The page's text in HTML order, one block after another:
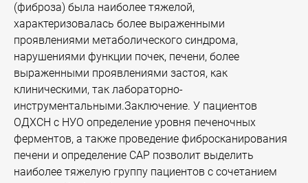
(фиброза) была наиболее тяжелой,
характеризовалась более выраженными
проявлениями метаболического синдрома,
нарушениями функции почек, печени, более
выраженными проявлениями застоя, как
клиническими, так лабораторно-
инструментальными.Заключение. У пациентов
ОДХСН с НУО определение уровня печеночных
ферментов, а также проведение фибросканирования
печени и определение САР позволит выделить
наиболее тяжелую группу пациентов с сочетанием